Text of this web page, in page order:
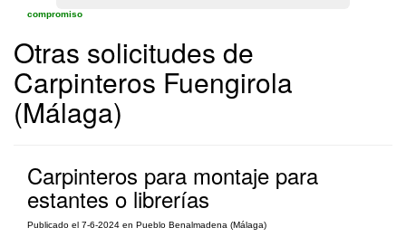
compromiso
Otras solicitudes de
Carpinteros Fuengirola
(Málaga)
Carpinteros para montaje para
estantes o librerías
Publicado el 7-6-2024 en Pueblo Benalmadena (Málaga)